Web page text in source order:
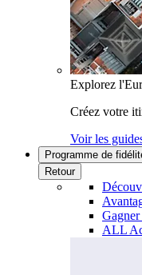
Explorez
Créez votre
Voir les
Programme de
Retour
ALL